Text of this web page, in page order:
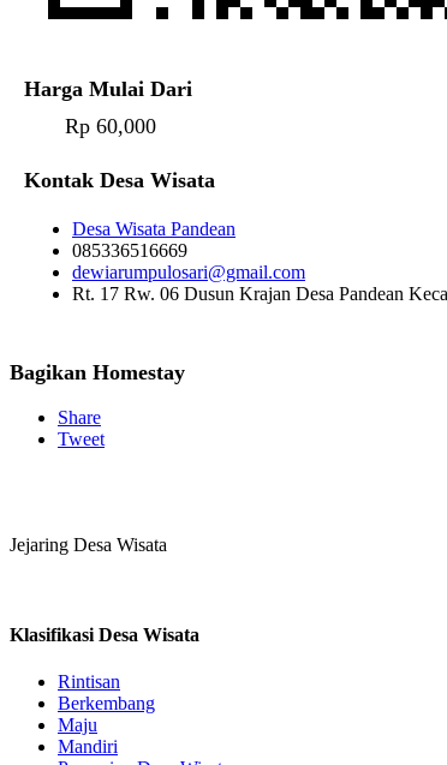
Harga Mulai Dari
Rp 60,000
Kontak Desa Wisata
Desa Wisata Pandean
085336516669
dewiarumpulosari@gmail.com
Rt. 17 Rw. 06 Dusun Krajan Desa Pandean
Bagikan Homestay
Share
Tweet
Jejaring Desa Wisata
Klasifikasi Desa Wisata
Rintisan
Berkembang
Maju
Mandiri